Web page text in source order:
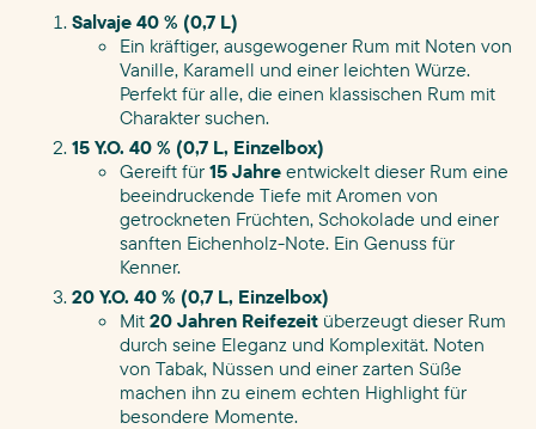
Salvaje 40 % (0,7 L)
Ein kräftiger, ausgewogener Rum mit Noten von
Vanille, Karamell und einer leichten Würze.
Perfekt für alle, die einen klassischen Rum mit
Charakter suchen.
15 Y.O. 40 % (0,7 L, Einzelbox)
Gereift für 15 Jahre entwickelt dieser Rum eine
beeindruckende Tiefe mit Aromen von
getrockneten Früchten, Schokolade und einer
sanften Eichenholz-Note. Ein Genuss für
Kenner.
20 Y.O. 40 % (0,7 L, Einzelbox)
Mit 20 Jahren Reifezeit überzeugt dieser Rum
durch seine Eleganz und Komplexität. Noten
von Tabak, Nüssen und einer zarten Süße
machen ihn zu einem echten Highlight für
besondere Momente.